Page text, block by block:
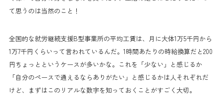
て思うのは当然のこと！
全国的な就労継続支援B型事業所の平均工賃は、月に大体1万5千円から
1万7千円くらいって言われているんだ。1時間あたりの時給換算だと200
円ちょっとというケースが多いかな。これを「少ない」と感じるか
「自分のペースで通えるならありがたい」と感じるかは人それぞれだ
けど、まずはこのリアルな数字を知っておくことがすごく大切。